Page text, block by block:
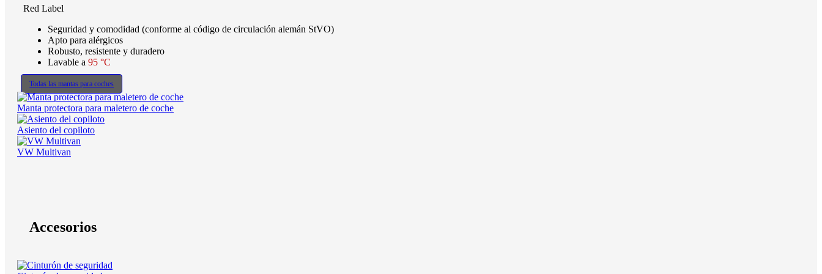
Red Label
Seguridad y comodidad (conforme al código de circulación alemán StVO)
Apto para alérgicos
Robusto, resistente y duradero
Lavable a 95 °C
Todas las mantas para coches
Manta protectora para maletero de coche
Asiento del copiloto
VW Multivan
Accesorios